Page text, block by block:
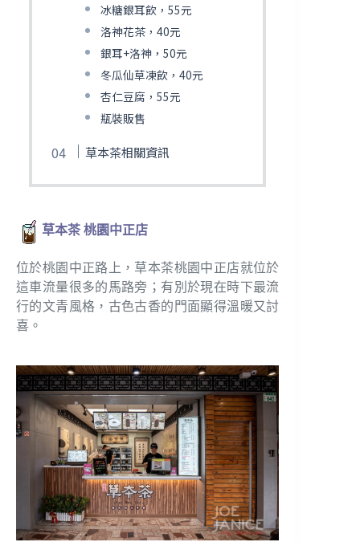
冰糖銀耳飲，55元
洛神花茶，40元
銀耳+洛神，50元
冬瓜仙草凍飲，40元
杏仁豆腐，55元
瓶裝販售
草本茶相關資訊
草本茶 桃園中正店
位於桃園中正路上，草本茶桃園中正店就位於
這車流量很多的馬路旁；有別於現在時下最流
行的文青風格，古色古香的門面顯得溫暖又討
喜。